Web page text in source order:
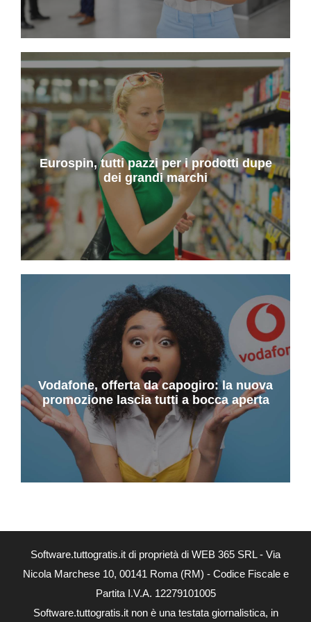
Eurospin, tutti pazzi per i prodotti dupe
dei grandi marchi
Vodafone, offerta da capogiro: la nuova
promozione lascia tutti a bocca aperta
Software.tuttogratis.it di proprietà di WEB 365 SRL - Via
Nicola Marchese 10, 00141 Roma (RM) - Codice Fiscale e
Partita I.V.A. 12279101005
Software.tuttogratis.it non è una testata giornalistica, in